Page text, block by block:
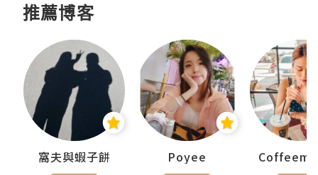
推薦博客
窩夫與蝦子餅 Poyee